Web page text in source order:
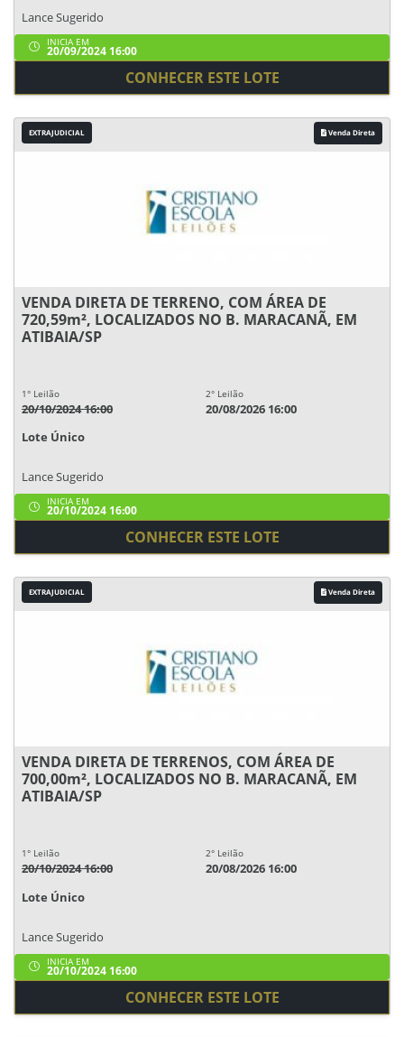
Lance Sugerido
INICIA EM
20/09/2024 16:00
CONHECER ESTE LOTE
EXTRAJUDICIAL Venda Direta
VENDA DIRETA DE TERRENO, COM ÁREA DE
720,59m², LOCALIZADOS NO B. MARACANÃ, EM
ATIBAIA/SP
1° Leilão
20/10/2024 16:00
2° Leilão
20/08/2026 16:00
Lote Único
Lance Sugerido
INICIA EM
20/10/2024 16:00
CONHECER ESTE LOTE
EXTRAJUDICIAL Venda Direta
VENDA DIRETA DE TERRENOS, COM ÁREA DE
700,00m², LOCALIZADOS NO B. MARACANÃ, EM
ATIBAIA/SP
1° Leilão
20/10/2024 16:00
2° Leilão
20/08/2026 16:00
Lote Único
Lance Sugerido
INICIA EM
20/10/2024 16:00
CONHECER ESTE LOTE